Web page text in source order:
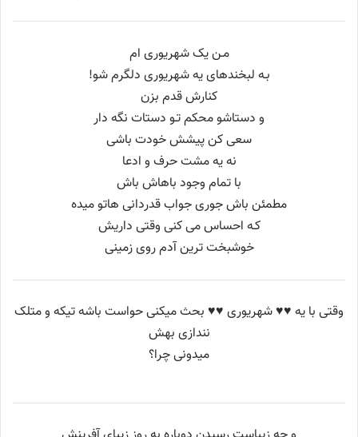
مـن یک شهریوری ام
بـه لبخندهای یه شهریوری دلگرم شو!
کنارش قدم بزن
و دستاشو محکم تـو دستات نگه دار
سعی کن پیشش خودت باشی
نه یه مشت حرف و ادعا
با تمام وجود باهاش باش
مطمئن باش جوری جواب قدردانی هاتو میده
کـه احساس می کنی وقتی داریش
خوشبخت ترین آدم روی زمینی
وقتی‌ با یه ♥♥ شهریوری ♥♥ بحث میکنی‌ حواست باشه تیکه و متلک
نندازی بهش
میدونی‌ چرا؟